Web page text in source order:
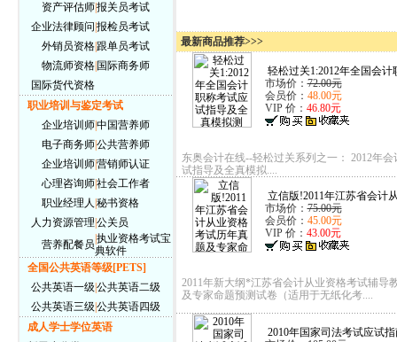
资产评估师|报关员考试
企业法律顾问 报检员考试
外销员资格|跟单员考试
物流师资格| 国际商务师
国际货代资格
职业培训与鉴定考试
企业培训师|中国营养师
电子商务师|公共营养师
企业培训师|营销师认证
心理咨询师|社会工作者
职业经理人 秘书资格
人力资源管理 公关员
营养配餐员 执业资格考试宝
典软件
全国公共英语等级[PETS]
公共英语一级 公共英语二级
公共英语三级 公共英语四级
成人学士学位英语
最新商品推荐>>>
轻松过关1:2012年全国会计
市场价：72.00元
会员价： 48.00元
VIP 价： 46.80元
东奥会计在线--轻松过关系列之一： 2012年
试指导及全真模拟....
立信版!2011年江苏省会计
市场价：75.00元
会员价： 45.00元
VIP 价： 43.00元
2011年新大纲*江苏省会计从业资格考试辅导
及专家命题预测试卷（适用于无纸化考....
2010年国家司法考试应试指